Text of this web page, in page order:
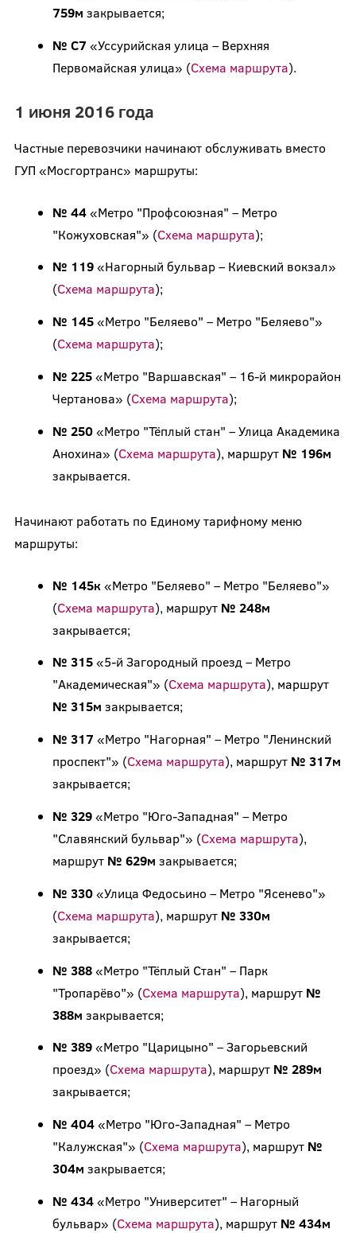
759м закрывается;
№ С7 «Уссурийская улица – Верхняя
Первомайская улица» (Схема маршрута).
1 июня 2016 года
Частные перевозчики начинают обслуживать вместо
ГУП «Мосгортранс» маршруты:
№ 44«Метро "Профсоюзная" – Метро
"Кожуховская"» (Схема маршрута);
№ 119«Нагорный бульвар – Киевский вокзал»
(Схема маршрута);
№ 145«Метро "Беляево" – Метро "Беляево"»
(Схема маршрута);
№ 225«Метро "Варшавская" – 16-й микрорайон
Чертанова» (Схема маршрута);
№ 250«Метро "Тёплый стан" – Улица Академика
Анохина» (Схема маршрута), маршрут № 196м
закрывается.
Начинают работать по Единому тарифному меню
маршруты:
№ 145к «Метро "Беляево" – Метро "Беляево"»
(Схема маршрута), маршрут № 248м
закрывается;
№ 315«5-й Загородный проезд – Метро
"Академическая"» (Схема маршрута), маршрут
№ 315м закрывается;
№ 317 «Метро "Нагорная" – Метро "Ленинский
проспект"» (Схема маршрута), маршрут № 317м
закрывается;
№ 329«Метро "Юго-Западная" – Метро
"Славянский бульвар"» (Схема маршрута),
маршрут № 629м закрывается;
№ 330«Улица Федосьино – Метро "Ясенево"»
(Схема маршрута), маршрут № 330м
закрывается;
№ 388«Метро "Тёплый Стан" – Парк
"Тропарёво"» (Схема маршрута), маршрут №
388м закрывается;
№ 389«Метро "Царицыно" – Загорьевский
проезд» (Схема маршрута), маршрут № 289м
закрывается;
№ 404«Метро "Юго-Западная" – Метро
"Калужская"» (Схема маршрута), маршрут №
304м закрывается;
№ 434«Метро "Университет" – Нагорный
бульвар» (Схема маршрута), маршрут № 434м